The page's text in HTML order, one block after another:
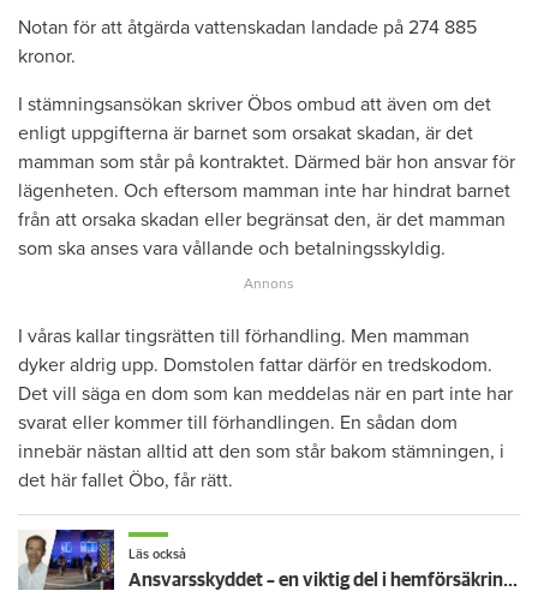
Notan för att åtgärda vattenskadan landade på 274 885
kronor.
I stämningsansökan skriver Öbos ombud att även om det
enligt uppgifterna är barnet som orsakat skadan, är det
mamman som står på kontraktet. Därmed bär hon ansvar för
lägenheten. Och eftersom mamman inte har hindrat barnet
från att orsaka skadan eller begränsat den, är det mamman
som ska anses vara vållande och betalningsskyldig.
I våras kallar tingsrätten till förhandling. Men mamman
dyker aldrig upp. Domstolen fattar därför en tredskodom.
Det vill säga en dom som kan meddelas när en part inte har
svarat eller kommer till förhandlingen. En sådan dom
innebär nästan alltid att den som står bakom stämningen, i
det här fallet Öbo, får rätt.
Läs också
Ansvarsskyddet – en viktig del i hemförsäkringen